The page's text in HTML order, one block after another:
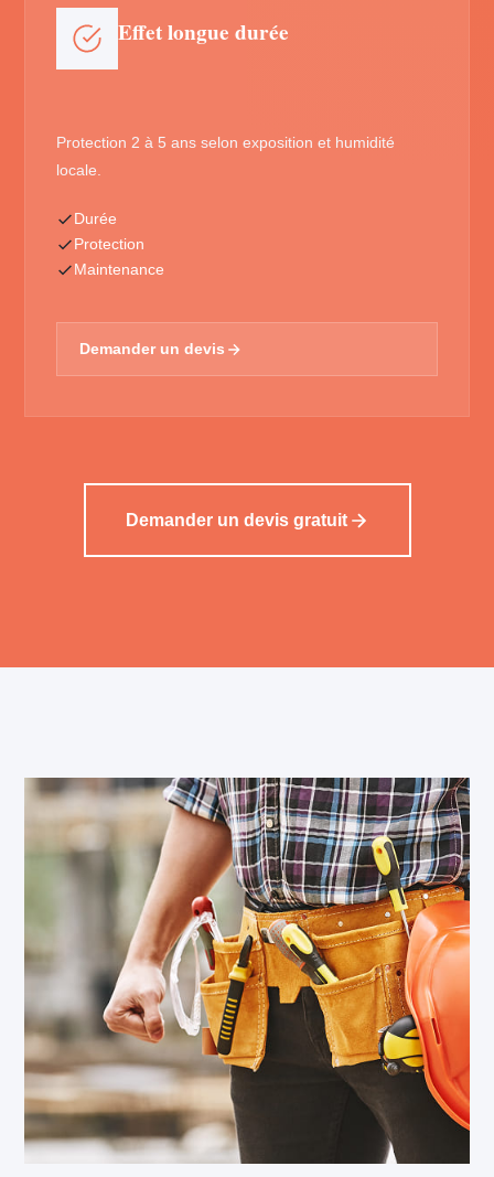
Effet longue durée
Protection 2 à 5 ans selon exposition et humidité
locale.
Durée
Protection
Maintenance
Demander un devis
Demander un devis gratuit